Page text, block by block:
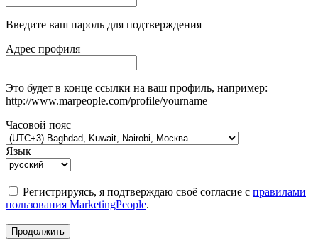
Введите ваш пароль для подтверждения
Адрес профиля
Это будет в конце ссылки на ваш профиль, например:
http://www.marpeople.com/profile/yourname
Часовой пояс
Язык
Регистрируясь, я подтверждаю своё согласие с правилами
пользования MarketingPeople.
Продолжить